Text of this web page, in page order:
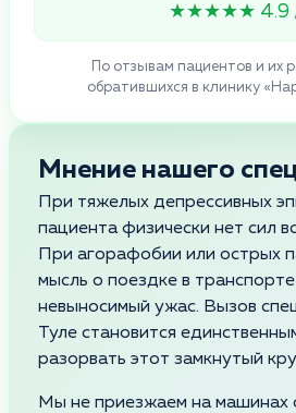
★★★★★ 4.9
По отзывам пациентов и их
обратившихся в клинику
Мнение нашего
При тяжелых депрессивных
пациента физически нет сил
При агорафобии или острых
мысль о поездке в
невыносимый ужас. Вызов
Туле становится
разорвать этот замкнутый
Мы не приезжаем на машинах